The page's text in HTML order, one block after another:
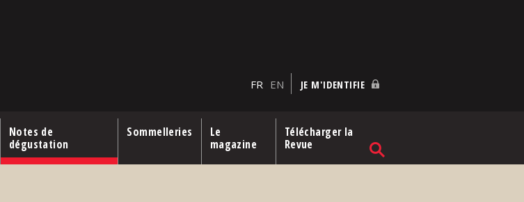
FR EN JE M'IDENTIFIE
Notes de
dégustation
Sommelleries
Le
magazine
Télécharger la
Revue